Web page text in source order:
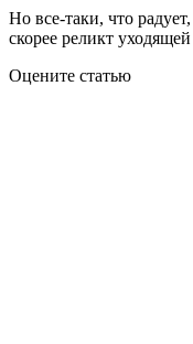
Но все-таки, что
скорее реликт
Оцените статью